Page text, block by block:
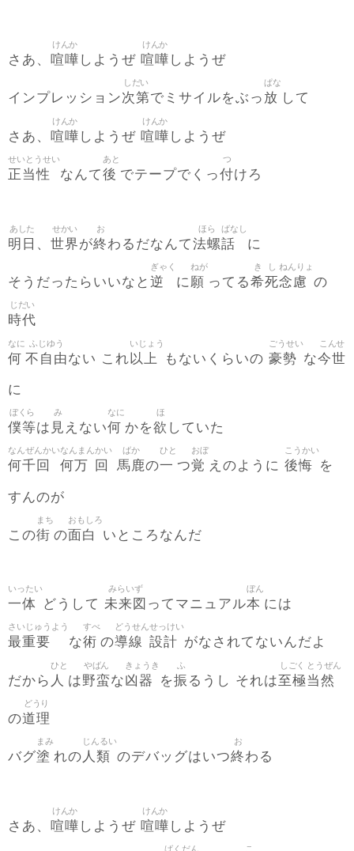
さあ、 喧嘩
けんか
しようぜ 喧嘩
けんか
しようぜ
インプレッション次第
しだい
でミサイルをぶっ 放
ぱな
して
さあ、 喧嘩
けんか
しようぜ 喧嘩
けんか
しようぜ
正当性
せいとうせい
なんて後
あと
でテープでくっ付
つ
けろ
明日
あした
、 世界
せかい
が終
お
わるだなんて法螺
ほら
話
ばなし
に
そうだったらいいなと 逆
ぎゃく
に願
ねが
ってる希
き
死
し
念慮
ねんりょ
の
時代
じだい
何
なに
不自由
ふじゆう
ない これ 以上
いじょう
もないくらいの 豪勢
ごうせい
な今世
こんせ
に
僕等
ぼくら
は 見
み
えない何
なに
かを欲
ほ
していた
何千回
なんぜんかい
何万
なんまん
回
かい
馬鹿
ばか
の一
ひと
つ覚
おぼ
えのように 後悔
こうかい
を
すんのが
この街
まち
の面白
おもしろ
いところなんだ
一体
いったい
どうして 未来図
みらいず
ってマニュアル本
ぼん
には
最重要
さいじゅうよう
な術
すべ
の導線
どうせん
設計
せっけい
がなされてないんだよ
だから 人
ひと
は野蛮
やばん
な凶器
きょうき
を振
ふ
るうし それは至極
しごく
当然
とうぜん
の道理
どうり
バグ塗
まみ
れの 人類
じんるい
のデバッグはいつ終
お
わる
さあ、 喧嘩
けんか
しようぜ 喧嘩
けんか
しようぜ
ばくだん こ